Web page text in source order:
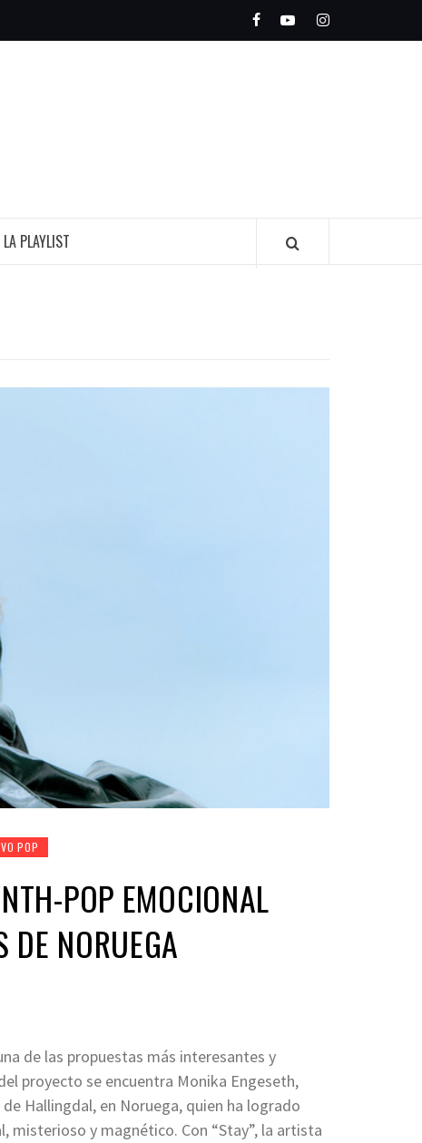
FacebookYoutubeInstagram
LA PLAYLIST
POP
POP EMOCIONAL
DE NORUEGA
de las propuestas más interesantes y
proyecto se encuentra Monika Engeseth,
Hallingdal, en Noruega, quien ha logrado
y magnético. Con “Stay”, la artista